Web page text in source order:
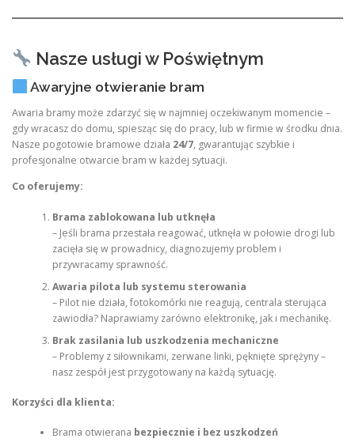
Nasze usługi w Poświętnym
Awaryjne otwieranie bram
Awaria bramy może zdarzyć się w najmniej oczekiwanym momencie –
gdy wracasz do domu, spiesząc się do pracy, lub w firmie w środku dnia.
Nasze pogotowie bramowe działa 24/7, gwarantując szybkie i
profesjonalne otwarcie bram w każdej sytuacji.
Co oferujemy:
Brama zablokowana lub utknęła
– Jeśli brama przestała reagować, utknęła w połowie drogi lub
zacięła się w prowadnicy, diagnozujemy problem i
przywracamy sprawność.
Awaria pilota lub systemu sterowania
– Pilot nie działa, fotokomórki nie reagują, centrala sterująca
zawiodła? Naprawiamy zarówno elektronikę, jak i mechanikę.
Brak zasilania lub uszkodzenia mechaniczne
– Problemy z siłownikami, zerwane linki, pęknięte sprężyny –
nasz zespół jest przygotowany na każdą sytuację.
Korzyści dla klienta:
Brama otwierana bezpiecznie i bez uszkodzeń